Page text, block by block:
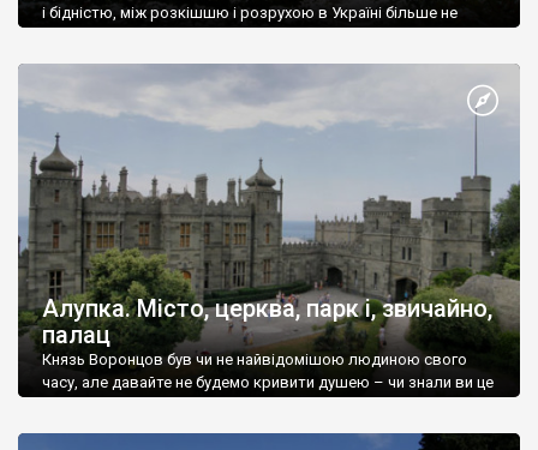
і бідністю, між розкішшю і розрухою в Україні більше не
Алупка. Місто, церква, парк і, звичайно,
палац
Князь Воронцов був чи не найвідомішою людиною свого
часу, але давайте не будемо кривити душею – чи знали ви це